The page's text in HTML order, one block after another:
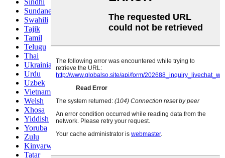
Sundanese
Swahili
Tajik
Tamil
Telugu
Thai
Ukrainian
Urdu
Uzbek
Vietnamese
Welsh
Xhosa
Yiddish
Yoruba
Zulu
Kinyarwanda
Tatar